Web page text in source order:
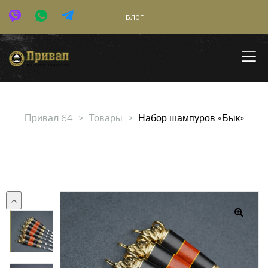
БЛОГ
Привал 64 > Товары > Набор шампуров «Бык»